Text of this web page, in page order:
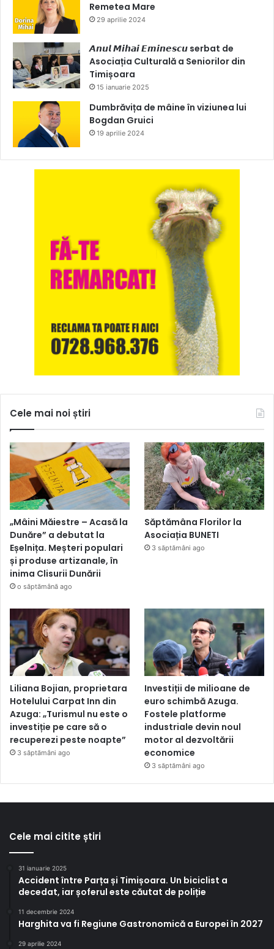
Remetea Mare
29 aprilie 2024
𝘼𝙣𝙪𝙡 𝙈𝙞𝙝𝙖𝙞 𝙀𝙢𝙞𝙣𝙚𝙨𝙘𝙪 serbat de
Asociația Culturală a Seniorilor din
Timișoara
15 ianuarie 2025
Dumbrăvița de mâine în viziunea lui
Bogdan Gruici
19 aprilie 2024
Cele mai noi știri
„Mâini Măiestre – Acasă la
Dunăre” a debutat la
Eșelnița. Meșteri populari
și produse artizanale, în
inima Clisurii Dunării
o săptămână ago
Săptămâna Florilor la
Asociația BUNETI
3 săptămâni ago
Liliana Bojian, proprietara
Hotelului Carpat Inn din
Azuga: „Turismul nu este o
investiție pe care să o
recuperezi peste noapte”
3 săptămâni ago
Investiții de milioane de
euro schimbă Azuga.
Fostele platforme
industriale devin noul
motor al dezvoltării
economice
3 săptămâni ago
Cele mai citite știri
31 ianuarie 2025
Accident între Parța și Timișoara. Un biciclist a
decedat, iar șoferul este căutat de poliție
11 decembrie 2024
Harghita va fi Regiune Gastronomică a Europei în 2027
29 aprilie 2024